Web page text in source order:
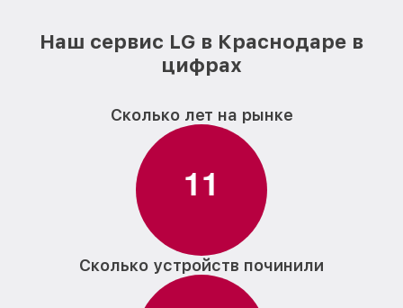
Наш сервис LG в Краснодаре в
цифрах
Сколько лет на рынке
11
Сколько устройств починили